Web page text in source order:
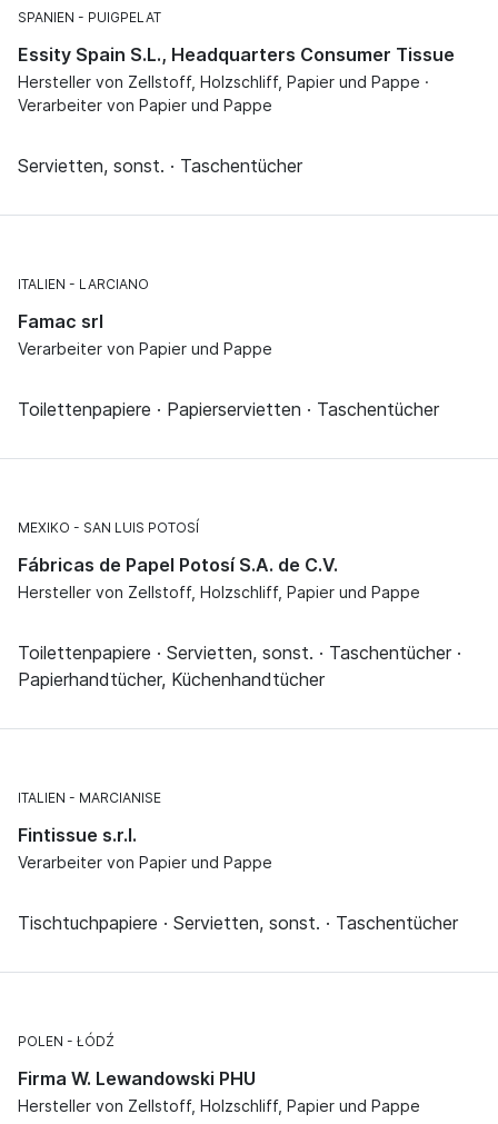
SPANIEN PUIGPELAT
Essity Spain S.L., Headquarters Consumer Tissue
Hersteller von Zellstoff, Holzschliff, Papier und Pappe ·
Verarbeiter von Papier und Pappe
Servietten, sonst. · Taschentücher
ITALIEN LARCIANO
Famac srl
Verarbeiter von Papier und Pappe
Toilettenpapiere · Papierservietten · Taschentücher
MEXIKO SAN LUIS POTOSÍ
Fábricas de Papel Potosí S.A. de C.V.
Hersteller von Zellstoff, Holzschliff, Papier und Pappe
Toilettenpapiere · Servietten, sonst. · Taschentücher ·
Papierhandtücher, Küchenhandtücher
ITALIEN MARCIANISE
Fintissue s.r.l.
Verarbeiter von Papier und Pappe
Tischtuchpapiere · Servietten, sonst. · Taschentücher
POLEN ŁÓDŹ
Firma W. Lewandowski PHU
Hersteller von Zellstoff, Holzschliff, Papier und Pappe